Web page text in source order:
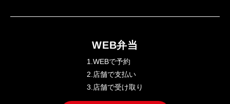
WEB弁当
1.WEBで予約
2.店舗で支払い
3.店舗で受け取り